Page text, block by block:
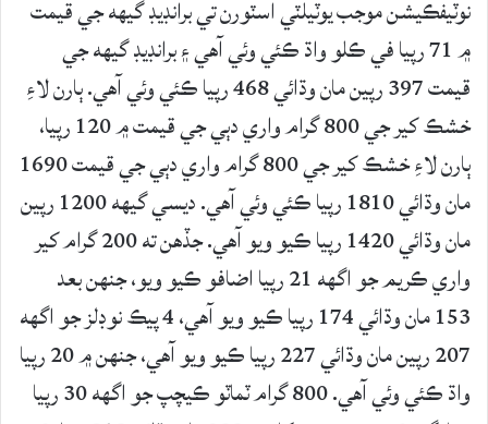
نوٽيفڪيشن موجب يوٽيلٽي اسٽورن تي برانڊيڊ گيهه جي قيمت
۾ 71 رپيا في ڪلو واڌ ڪئي وئي آهي ۽ برانڊيڊ گيهه جي
قيمت 397 رپين مان وڌائي 468 رپيا ڪئي وئي آهي. ٻارن لاءِ
خشڪ کير جي 800 گرام واري دٻي جي قيمت ۾ 120 رپيا،
ٻارن لاءِ خشڪ کير جي 800 گرام واري دٻي جي قيمت 1690
مان وڌائي 1810 رپيا ڪئي وئي آهي. ديسي گيهه 1200 رپين
مان وڌائي 1420 رپيا ڪيو ويو آهي. جڏهن ته 200 گرام کير
واري ڪريم جو اگهه 21 رپيا اضافو ڪيو ويو، جنهن بعد
153 مان وڌائي 174 رپيا ڪيو ويو آهي، 4 پيڪ نوڊلز جو اگهه
207 رپين مان وڌائي 227 رپيا ڪيو ويو آهي، جنهن ۾ 20 رپيا
واڌ ڪئي وئي آهي. 800 گرام ٽماٽو ڪيچپ جو اگهه 30 رپيا